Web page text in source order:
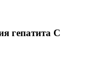
гепатита С